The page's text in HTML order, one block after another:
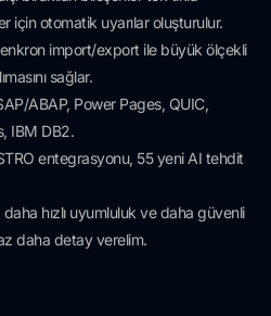
için otomatik uyarılar oluşturulur.
import/export ile büyük ölçekli
sağlar.
ABAP, Power Pages, QUIC,
IBM DB2.
entegrasyonu, 55 yeni AI tehdit
hızlı uyumluluk ve daha güvenli
daha detay verelim.